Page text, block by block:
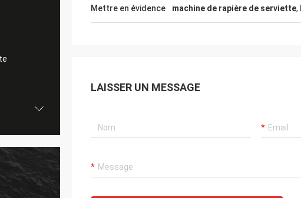
Mettre en évidence machine de rapière de serviette,
LAISSER UN MESSAGE